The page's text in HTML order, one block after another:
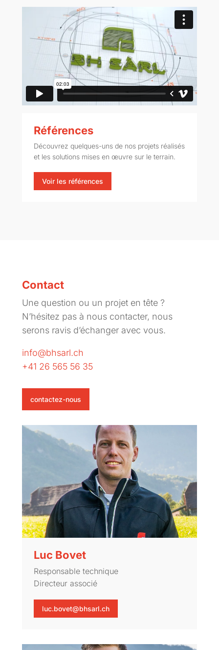
Références
Découvrez quelques-uns de nos projets réalisés
et les solutions mises en œuvre sur le terrain.
Voir les références
Contact
Une question ou un projet en tête ?
N’hésitez pas à nous contacter, nous
serons ravis d’échanger avec vous.
info@bhsarl.ch
+41 26 565 56 35
contactez-nous
Luc Bovet
Responsable technique
Directeur associé
luc.bovet@bhsarl.ch